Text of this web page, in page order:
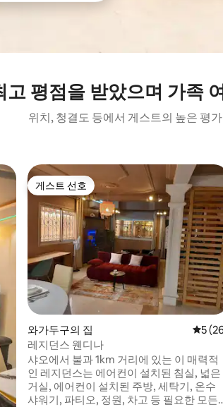
고 평점을 받았으며 가족
위치, 청결도 등에서 게스트의 높은 평
게스트 선호
게스트 선호
와가두구의 집 평점
5
레지던스 웬디나
샤오에서 불과 1km 거리에 있는 이 매력적
인 레지던스는 에어컨이 설치된 침실, 넓은
거실, 에어컨이 설치된 주방, 세탁기, 온수
샤워기, 파티오, 정원, 차고 등 필요한 모든